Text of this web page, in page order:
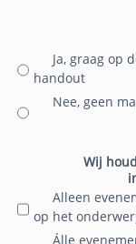
Ja, graag op
handout
Nee, geen
Wij
Alleen
op het
Álle